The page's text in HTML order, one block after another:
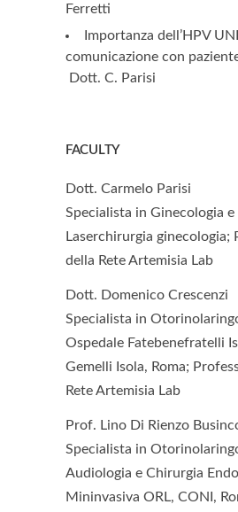
Ferretti
Importanza dell’HPV
comunicazione con
Dott. C. Parisi
FACULTY
Dott. Carmelo Parisi
Specialista in Ginecologia
Laserchirurgia ginecologia;
della Rete Artemisia Lab
Dott. Domenico Crescenzi
Specialista in
Ospedale Fatebenefratelli
Gemelli Isola, Roma;
Rete Artemisia Lab
Prof. Lino Di Rienzo
Specialista in
Audiologia e Chirurgia
Mininvasiva ORL, CONI,